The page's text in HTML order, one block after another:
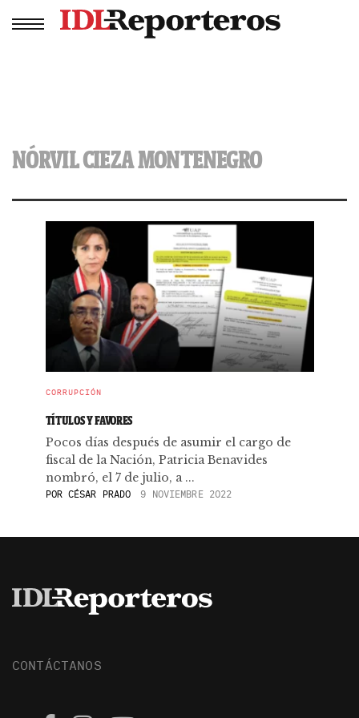
NÓRVIL CIEZA MONTENEGRO
CORRUPCIÓN
TÍTULOS Y FAVORES
Pocos días después de asumir el cargo de
fiscal de la Nación, Patricia Benavides
nombró, el 7 de julio, a ...
POR CÉSAR PRADO 9 NOVIEMBRE 2022
CONTÁCTANOS